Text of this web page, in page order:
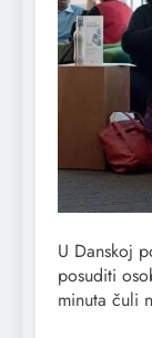
U Danskoj
posuditi
minuta čuli